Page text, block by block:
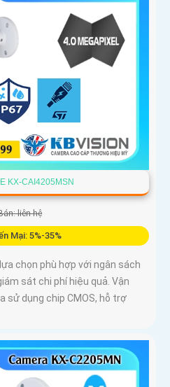
KX-CAI4205MSN
liên hệ
Mại: 5%-35%
chọn phù hợp với ngân sách
sát chi phí hiệu quả. Vận
sử dụng chip CMOS, hỗ trợ